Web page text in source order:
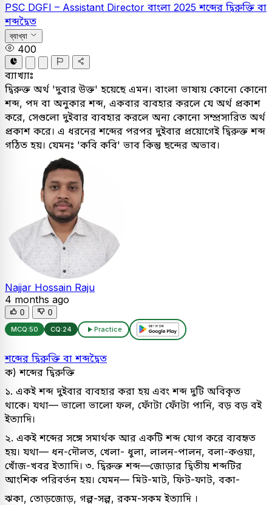
PSC DGFI – Assistant Director বাংলা 2025শব্দের দ্বিরুক্তি বা
শব্দদ্বৈত
ব্যাখ্যা
400
ব্যাখ্যাঃ
দ্বিরুক্ত অর্থ 'দুবার উক্ত' হয়েছে এমন। বাংলা ভাষায় কোনো কোনো
শব্দ, পদ বা অনুকার শব্দ, একবার ব্যবহার করলে যে অর্থ প্রকাশ
করে, সেগুলো দুইবার ব্যবহার করলে অন্য কোনো সম্প্রসারিত অর্থ
প্রকাশ করে। এ ধরনের শব্দের পরপর দুইবার প্রয়োগেই দ্বিরুক্ত শব্দ
গঠিত হয়। যেমনঃ 'কবি কবি' ভাব কিন্তু ছন্দের অভাব।
Najjar Hossain Raju
4 months ago
0 0
MCQ:50 CQ:24 Practice
শব্দের দ্বিরুক্তি বা শব্দদ্বৈত
ক) শব্দের দ্বিরুক্তি
১. একই শব্দ দুইবার ব্যবহার করা হয় এবং শব্দ দুটি অবিকৃত
থাকে। যথা— ভালো ভালো ফল, ফোঁটা ফোঁটা পানি, বড় বড় বই
ইত্যাদি।
২. একই শব্দের সঙ্গে সমার্থক আর একটি শব্দ যোগ করে ব্যবহৃত
হয়। যথা— ধন-দৌলত, খেলা- ধুলা, লালন-পালন, বলা-কওয়া,
খোঁজ-খবর ইত্যাদি। ৩. দ্বিরুক্ত শব্দ—জোড়ার দ্বিতীয় শব্দটির
আংশিক পরিবর্তন হয়। যেমন— মিট-মাট, ফিট-ফাট, বকা-
ঝকা, তোড়জোড়, গল্প-সল্প, রকম-সকম ইত্যাদি ।